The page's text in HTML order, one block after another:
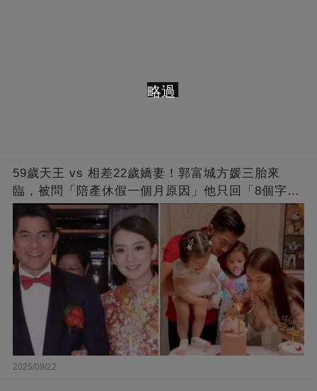
59歲天王 vs 相差22歲嬌妻！郭富城方媛三胎來
臨，被問「陪產休假一個月原因」他只回「8個字」
被贊爆
2025/09/22
略過